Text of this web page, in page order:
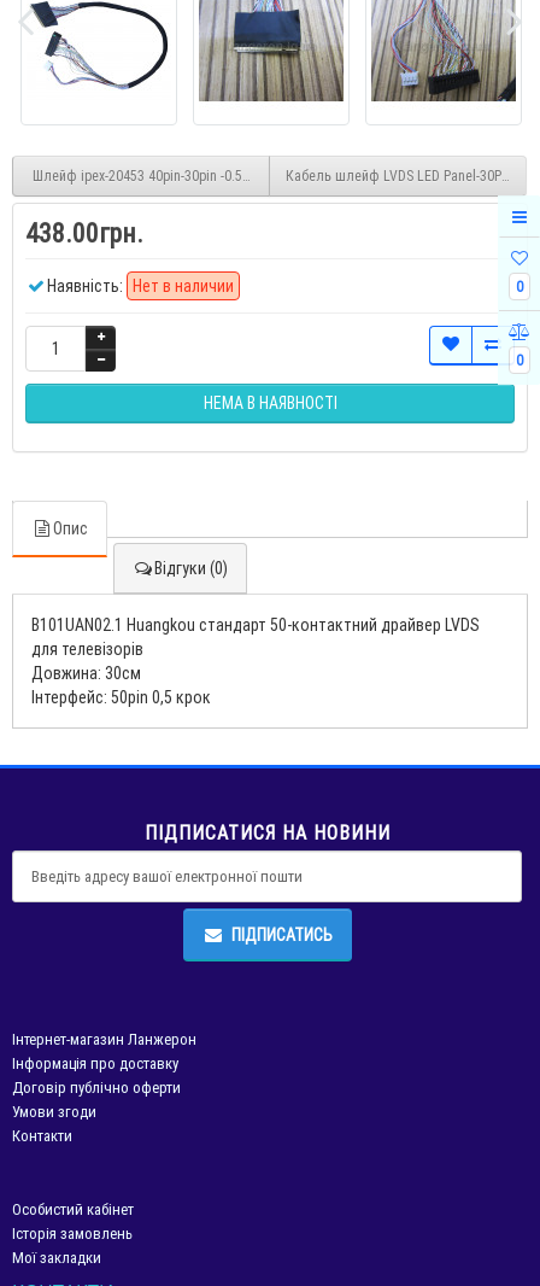
0
0
Шлейф ipex-20453 40pin-30pin -0.5MM крок EDPКабель шлейф LVDS LED Panel-30P (Fix-
438.00грн.
Наявність: Нет в наличии
НЕМА В НАЯВНОСТІ
Опис
Відгуки (0)
B101UAN02.1 Huangkou стандарт 50-контактний драйвер LVDS
для телевізорів
Довжина: 30см
Інтерфейс: 50pin 0,5 крок
ПІДПИСАТИСЯ НА НОВИНИ
ПІДПИСАТИСЬ
Інтернет-магазин Ланжерон
Інформація про доставку
Договір публічно оферти
Умови згоди
Контакти
Особистий кабінет
Історія замовлень
Мої закладки